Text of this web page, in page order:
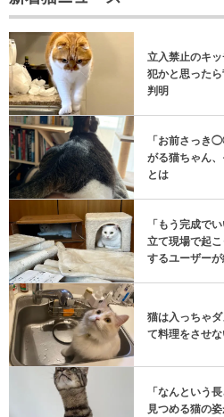
立入禁止のキ
犯かと思った
判明
「お前さっき
がる猫ちゃん
とは
「もう完成で
立て現場で起
するユーザーが
猫は入っちゃ
て料理をさせ
「なんという
見つめる猫の